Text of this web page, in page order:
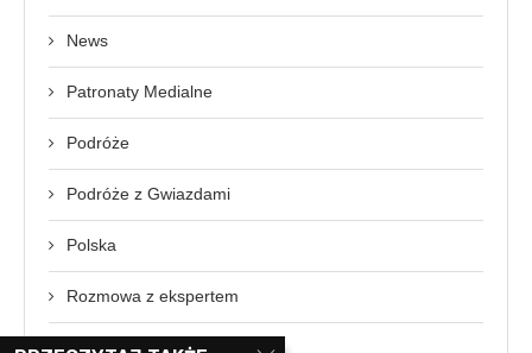
News
Patronaty Medialne
Podróże
Podróże z Gwiazdami
Polska
Rozmowa z ekspertem
Świat